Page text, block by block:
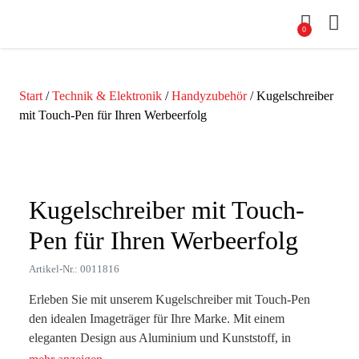
0
Start /Technik & Elektronik /Handyzubehör/ Kugelschreiber
mit Touch-Pen für Ihren Werbeerfolg
Kugelschreiber mit Touch-
Pen für Ihren Werbeerfolg
Artikel-Nr.: 0011816
Erleben Sie mit unserem Kugelschreiber mit Touch-Pen
den idealen Imageträger für Ihre Marke. Mit einem
eleganten Design aus Aluminium und Kunststoff, in